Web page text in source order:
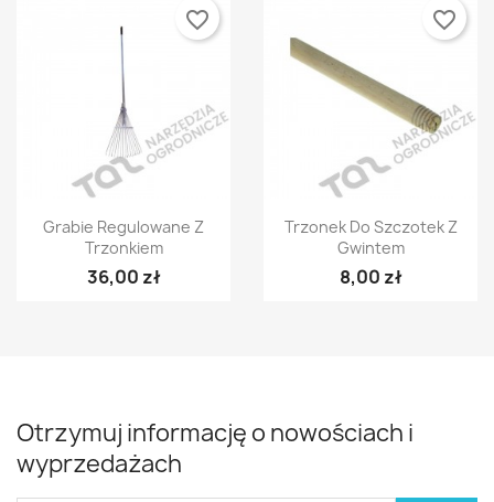
Szybki podgląd
Grabie Regulowane Z
Trzonkiem
36,00 zł
favorite_border
Szybki podgląd
Trzonek Do Szczotek Z
Gwintem
8,00 zł
favorite_border
Otrzymuj informację o nowościach i
wyprzedażach